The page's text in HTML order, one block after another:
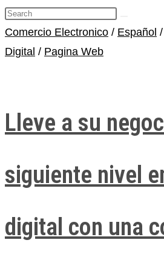
Comercio Electronico / Español /
Digital / Pagina Web
Lleve a su
siguiente nivel
digital con una